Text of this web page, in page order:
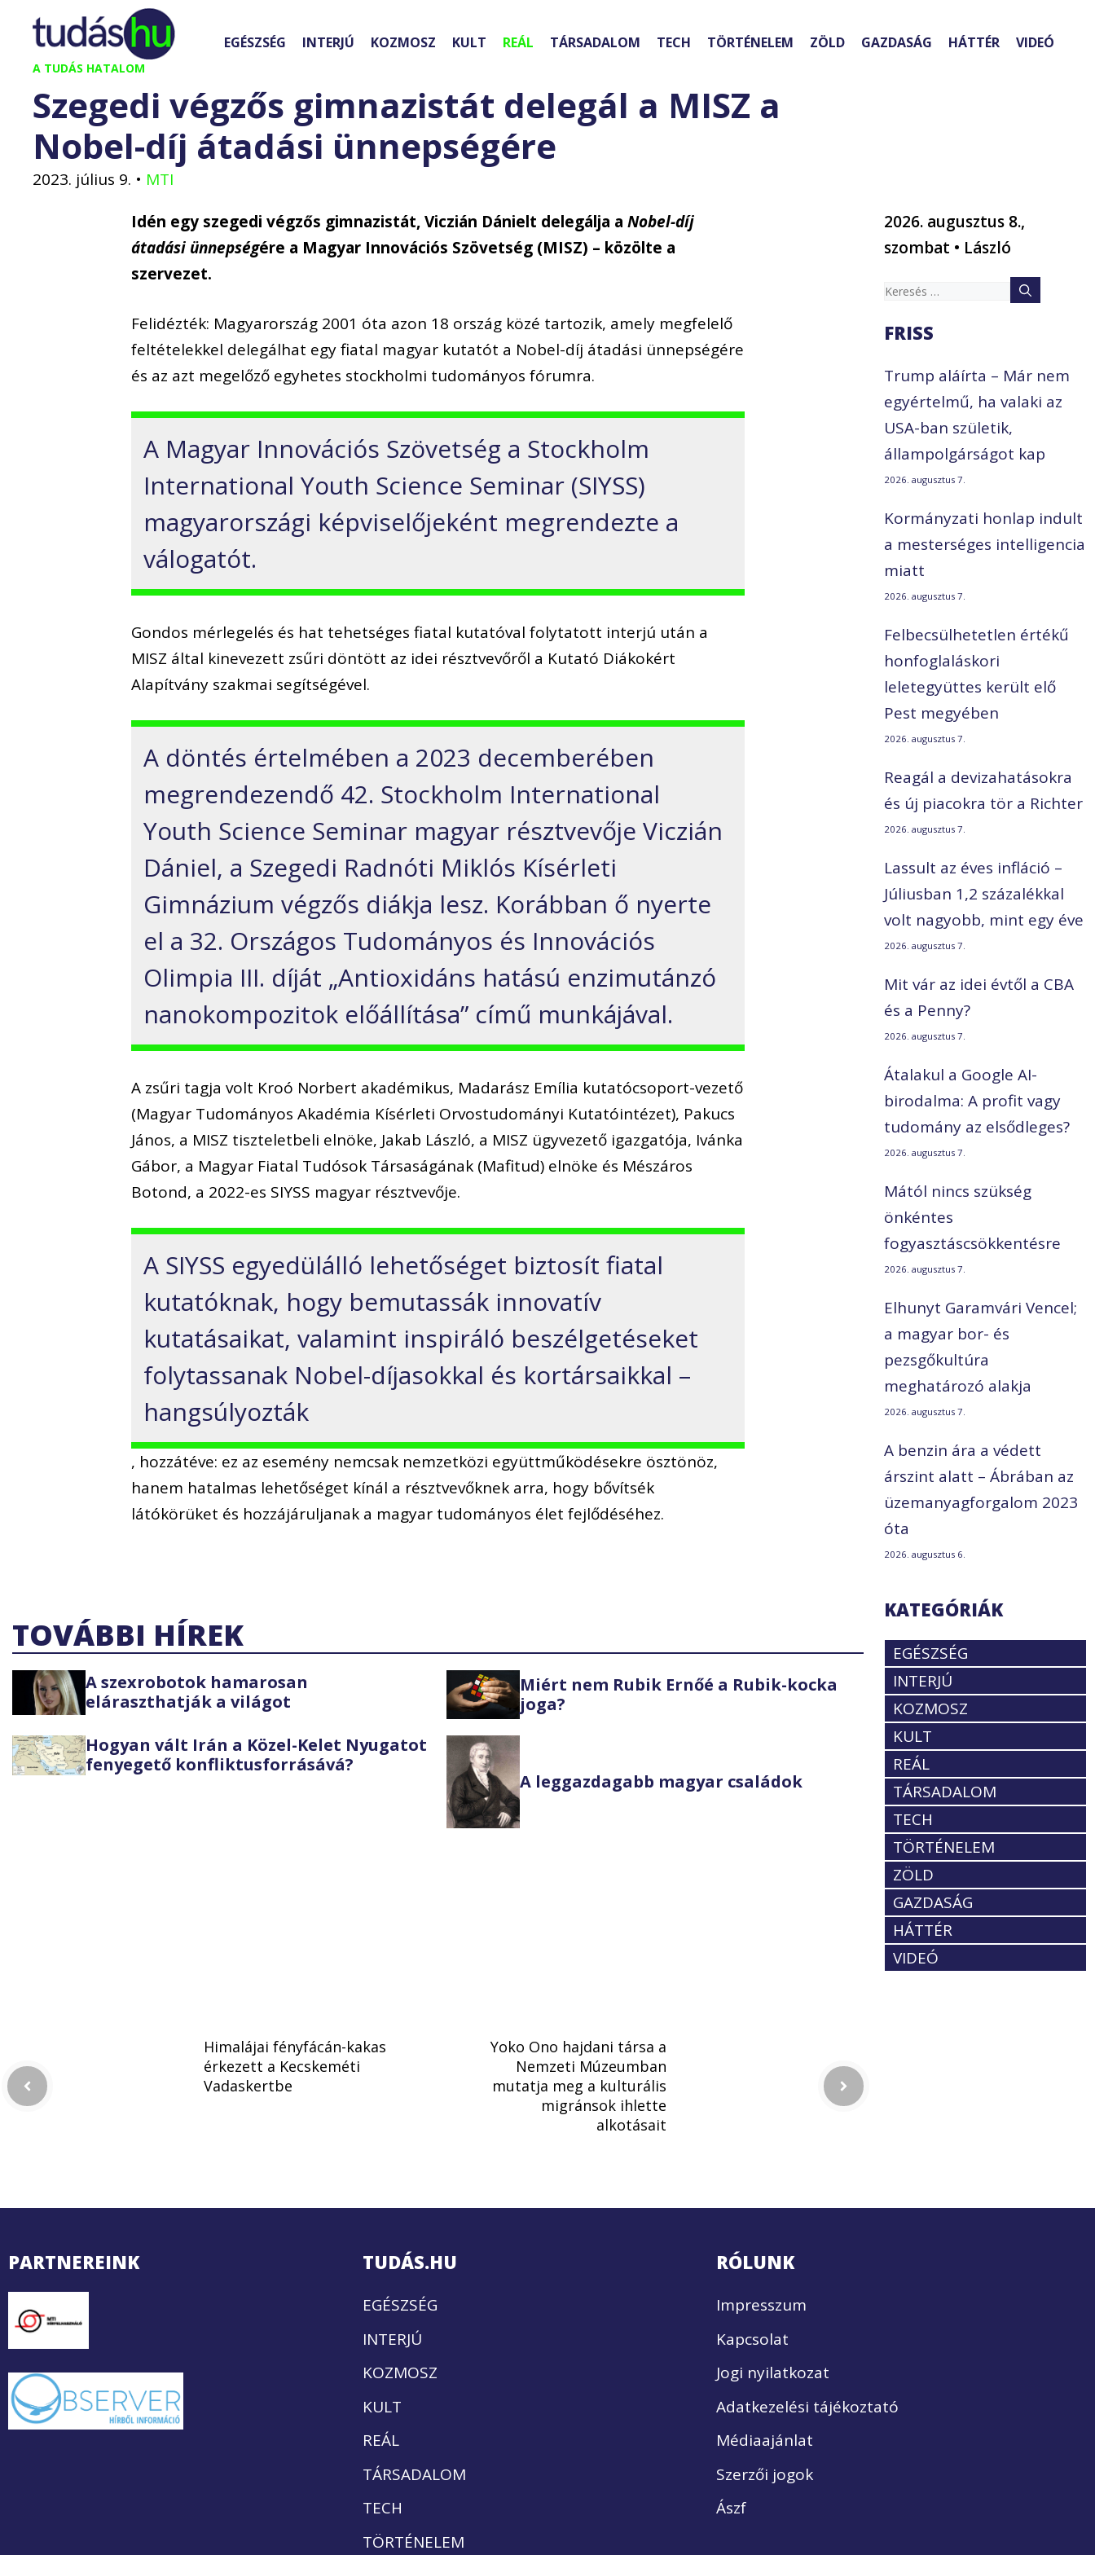
Kilépés
tartalomba
A TUDÁS HATALOM
EGÉSZSÉG INTERJÚ KOZMOSZ KULT REÁL TÁRSADALOM TECH TÖRTÉNELEM ZÖLD GAZDASÁG HÁTTÉR VIDEÓ
Szegedi végzős gimnazistát delegál a MISZ a
Nobel-díj átadási ünnepségére
2023. július 9. • MTI
Idén egy szegedi végzős gimnazistát, Viczián Dánielt delegálja aNobel-díj
átadási ünnepségére a Magyar Innovációs Szövetség (MISZ) – közölte a
szervezet.
Felidézték: Magyarország 2001 óta azon 18 ország közé tartozik, amely megfelelő
feltételekkel delegálhat egy fiatal magyar kutatót a Nobel-díj átadási ünnepségére
és az azt megelőző egyhetes stockholmi tudományos fórumra.
A Magyar Innovációs Szövetség a Stockholm
International Youth Science Seminar (SIYSS)
magyarországi képviselőjeként megrendezte a
válogatót.
Gondos mérlegelés és hat tehetséges fiatal kutatóval folytatott interjú után a
MISZ által kinevezett zsűri döntött az idei résztvevőről a Kutató Diákokért
Alapítvány szakmai segítségével.
A döntés értelmében a 2023 decemberében
megrendezendő 42. Stockholm International
Youth Science Seminar magyar résztvevője Viczián
Dániel, a Szegedi Radnóti Miklós Kísérleti
Gimnázium végzős diákja lesz. Korábban ő nyerte
el a 32. Országos Tudományos és Innovációs
Olimpia III. díját „Antioxidáns hatású enzimutánzó
nanokompozitok előállítása” című munkájával.
A zsűri tagja volt Kroó Norbert akadémikus, Madarász Emília kutatócsoport-vezető
(Magyar Tudományos Akadémia Kísérleti Orvostudományi Kutatóintézet), Pakucs
János, a MISZ tiszteletbeli elnöke, Jakab László, a MISZ ügyvezető igazgatója, Ivánka
Gábor, a Magyar Fiatal Tudósok Társaságának (Mafitud) elnöke és Mészáros
Botond, a 2022-es SIYSS magyar résztvevője.
A SIYSS egyedülálló lehetőséget biztosít fiatal
kutatóknak, hogy bemutassák innovatív
kutatásaikat, valamint inspiráló beszélgetéseket
folytassanak Nobel-díjasokkal és kortársaikkal –
hangsúlyozták
, hozzátéve: ez az esemény nemcsak nemzetközi együttműködésekre ösztönöz,
hanem hatalmas lehetőséget kínál a résztvevőknek arra, hogy bővítsék
látókörüket és hozzájáruljanak a magyar tudományos élet fejlődéséhez.
TOVÁBBI HÍREK
A szexrobotok hamarosan
eláraszthatják a világot
Miért nem Rubik Ernőé a Rubik-kocka
joga?
Hogyan vált Irán a Közel-Kelet Nyugatot
fenyegető konfliktusforrásává?
A leggazdagabb magyar családok
2026. augusztus 8.,
szombat • László
Keresés:
FRISS
Trump aláírta – Már nem
egyértelmű, ha valaki az
USA-ban születik,
állampolgárságot kap
2026. augusztus 7.
Kormányzati honlap indult
a mesterséges intelligencia
miatt
2026. augusztus 7.
Felbecsülhetetlen értékű
honfoglaláskori
leletegyüttes került elő
Pest megyében
2026. augusztus 7.
Reagál a devizahatásokra
és új piacokra tör a Richter
2026. augusztus 7.
Lassult az éves infláció –
Júliusban 1,2 százalékkal
volt nagyobb, mint egy éve
2026. augusztus 7.
Mit vár az idei évtől a CBA
és a Penny?
2026. augusztus 7.
Átalakul a Google AI-
birodalma: A profit vagy
tudomány az elsődleges?
2026. augusztus 7.
Mától nincs szükség
önkéntes
fogyasztáscsökkentésre
2026. augusztus 7.
Elhunyt Garamvári Vencel;
a magyar bor- és
pezsgőkultúra
meghatározó alakja
2026. augusztus 7.
A benzin ára a védett
árszint alatt – Ábrában az
üzemanyagforgalom 2023
óta
2026. augusztus 6.
KATEGÓRIÁK
EGÉSZSÉG
INTERJÚ
KOZMOSZ
KULT
REÁL
TÁRSADALOM
TECH
TÖRTÉNELEM
ZÖLD
GAZDASÁG
HÁTTÉR
VIDEÓ
Himalájai fényfácán-kakas
érkezett a Kecskeméti
Vadaskertbe
Yoko Ono hajdani társa a
Nemzeti Múzeumban
mutatja meg a kulturális
migránsok ihlette
alkotásait
PARTNEREINK TUDÁS.HU
EGÉSZSÉG
INTERJÚ
KOZMOSZ
KULT
REÁL
TÁRSADALOM
TECH
TÖRTÉNELEM
RÓLUNK
Impresszum
Kapcsolat
Jogi nyilatkozat
Adatkezelési tájékoztató
Médiaajánlat
Szerzői jogok
Ászf